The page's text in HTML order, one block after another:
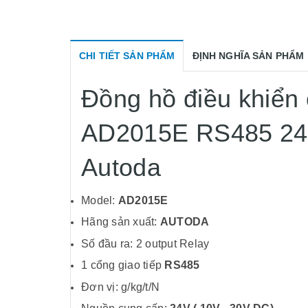
CHI TIẾT SẢN PHẨM ĐỊNH NGHĨA SẢN PHẨM
Đồng hồ điều khiển
AD2015E RS485
Autoda
Model: AD2015E
Hãng sản xuất: AUTODA
Số đầu ra: 2 output Relay
1 cổng giao tiếp RS485
Đơn vị: g/kg/t/N